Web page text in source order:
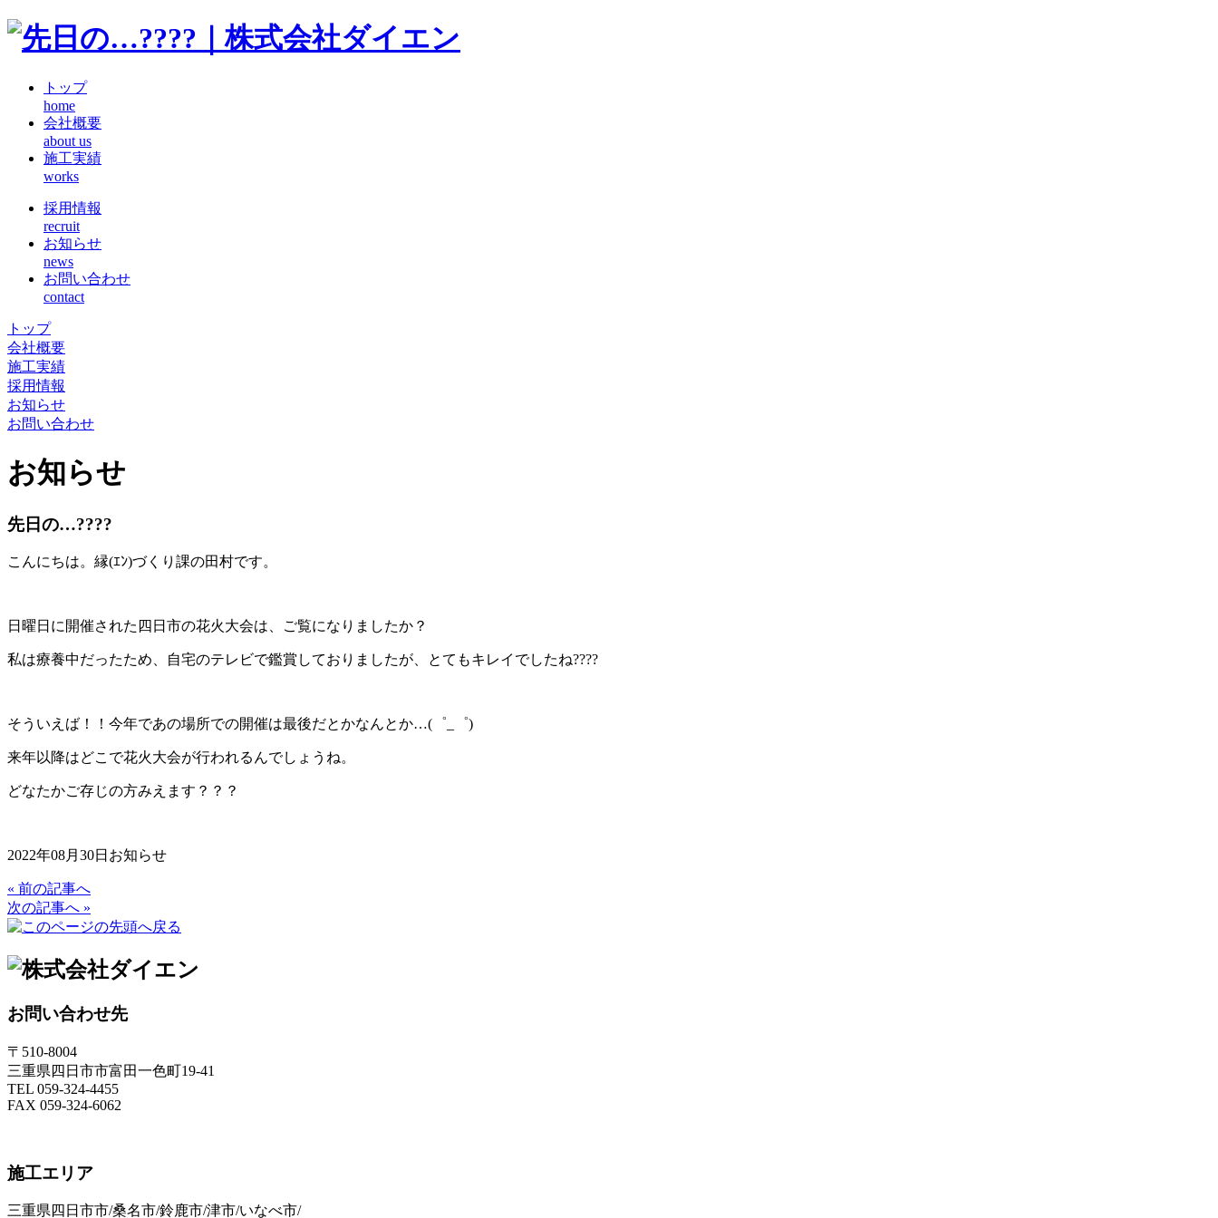
トップ
home
会社概要
about us
施工実績
works
採用情報
recruit
お知らせ
news
お問い合わせ
contact
トップ
会社概要
施工実績
採用情報
お知らせ
お問い合わせ
お知らせ
先日の…????
こんにちは。縁(ｴﾝ)づくり課の田村です。
日曜日に開催された四日市の花火大会は、ご覧になりましたか？
私は療養中だったため、自宅のテレビで鑑賞しておりましたが、とてもキレイでしたね????
そういえば！！今年であの場所での開催は最後だとかなんとか…(゜_゜)
来年以降はどこで花火大会が行われるんでしょうね。
どなたかご存じの方みえます？？？
2022年08月30日 お知らせ
« 前の記事へ
次の記事へ »
お問い合わせ先
〒510-8004
三重県四日市市富田一色町19-41
TEL 059-324-4455
FAX 059-324-6062
施工エリア
三重県四日市市/桑名市/鈴鹿市/津市/いなべ市/